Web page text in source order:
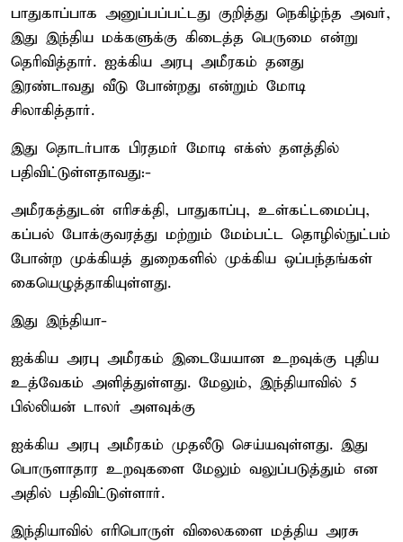
பாதுகாப்பாக அனுப்பப்பட்டது குறித்து நெகிழ்ந்த அவர்,
இது இந்திய மக்களுக்கு கிடைத்த பெருமை என்று
தெரிவித்தார். ஐக்கிய அரபு அமீரகம் தனது
இரண்டாவது வீடு போன்றது என்றும் மோடி
சிலாகித்தார்.
இது தொடர்பாக பிரதமர் மோடி எக்ஸ் தளத்தில்
பதிவிட்டுள்ளதாவது:-
அமீரகத்துடன் எரிசக்தி, பாதுகாப்பு, உள்கட்டமைப்பு,
கப்பல் போக்குவரத்து மற்றும் மேம்பட்ட தொழில்நுட்பம்
போன்ற முக்கியத் துறைகளில் முக்கிய ஒப்பந்தங்கள்
கையெழுத்தாகியுள்ளது.
இது இந்தியா-
ஐக்கிய அரபு அமீரகம் இடையேயான உறவுக்கு புதிய
உத்வேகம் அளித்துள்ளது. மேலும், இந்தியாவில் 5
பில்லியன் டாலர் அளவுக்கு
ஐக்கிய அரபு அமீரகம் முதலீடு செய்யவுள்ளது. இது
பொருளாதார உறவுகளை மேலும் வலுப்படுத்தும் என
அதில் பதிவிட்டுள்ளார்.
இந்தியாவில் எரிபொருள் விலைகளை மத்திய அரசு